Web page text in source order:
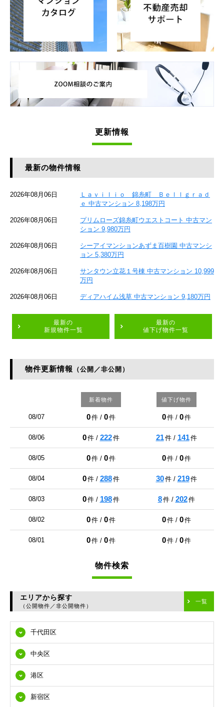
更新情報
最新の物件情報
2026年08月06日
Ｌａｖｉｌｉｏ 錦糸町 Ｂｅｌｌｇｒａｄ
ｅ 中古マンション 8,198万円
2026年08月06日
プリムローズ錦糸町ウエストコート 中古マン
ション 9,980万円
2026年08月06日
シーアイマンションあずま百樹園 中古マンシ
ョン 5,380万円
2026年08月06日
サンタウン立花１号棟 中古マンション 10,999
万円
2026年08月06日 ディアハイム浅草 中古マンション 9,180万円
最新の
新規物件一覧
最新の
値下げ物件一覧
物件更新情報 （公開／非公開）
新着物件 値下げ物件
08/07 0件 / 0件 0件 / 0件
08/06 0件 / 222件 21件 / 141件
08/05 0件 / 0件 0件 / 0件
08/04 0件 / 288件 30件 / 219件
08/03 0件 / 198件 8件 / 202件
08/02 0件 / 0件 0件 / 0件
08/01 0件 / 0件 0件 / 0件
物件検索
エリアから探す
（公開物件／非公開物件）
一覧
千代田区
中央区
港区
新宿区